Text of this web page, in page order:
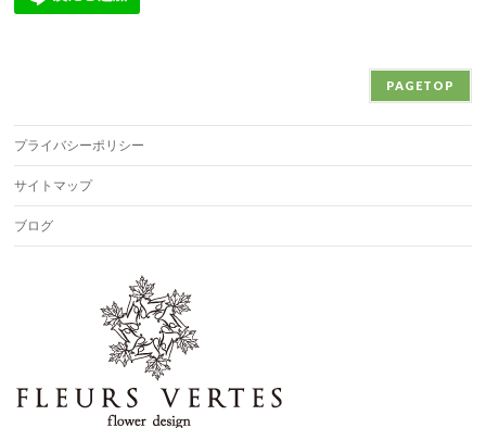
PAGETOP
プライバシーポリシー
サイトマップ
ブログ